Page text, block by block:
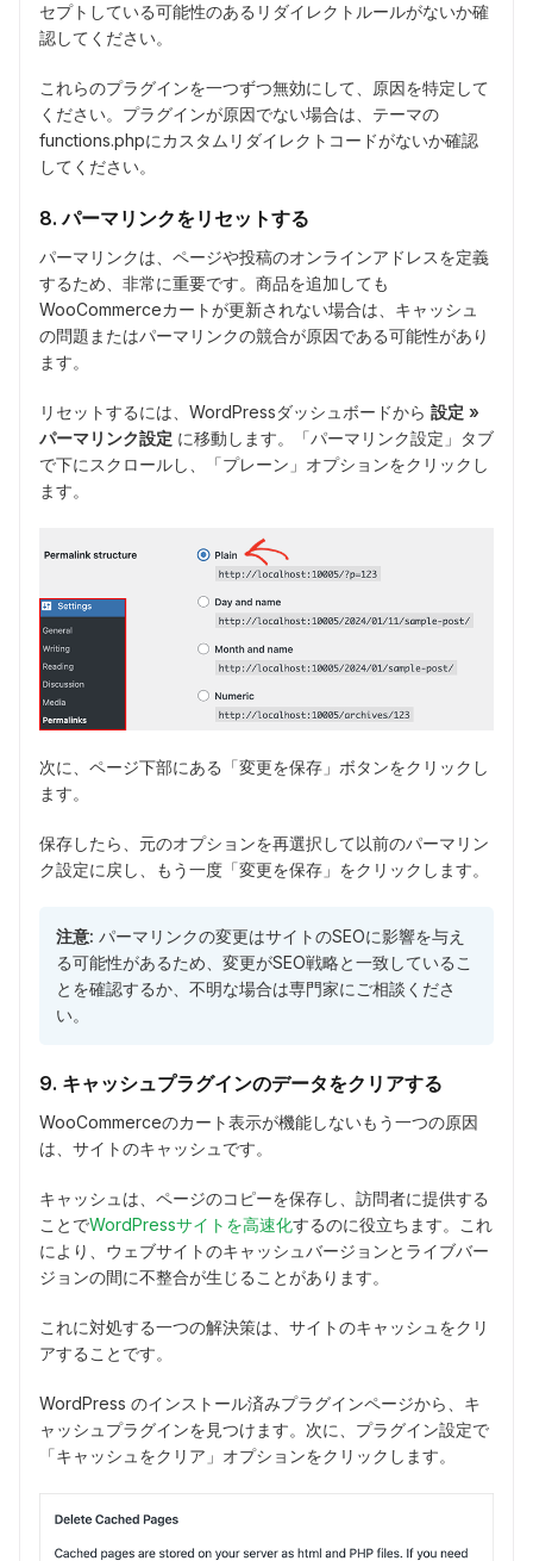
セプトしている可能性のあるリダイレクトルールがないか確
認してください。
これらのプラグインを一つずつ無効にして、原因を特定して
ください。プラグインが原因でない場合は、テーマの
functions.phpにカスタムリダイレクトコードがないか確認
してください。
8. パーマリンクをリセットする
パーマリンクは、ページや投稿のオンラインアドレスを定義
するため、非常に重要です。商品を追加しても
WooCommerceカートが更新されない場合は、キャッシュ
の問題またはパーマリンクの競合が原因である可能性があり
ます。
リセットするには、WordPressダッシュボードから 設定 »
パーマリンク設定 に移動します。「パーマリンク設定」タブ
で下にスクロールし、「プレーン」オプションをクリックし
ます。
次に、ページ下部にある「変更を保存」ボタンをクリックし
ます。
保存したら、元のオプションを再選択して以前のパーマリン
ク設定に戻し、もう一度「変更を保存」をクリックします。
注意: パーマリンクの変更はサイトのSEOに影響を与え
る可能性があるため、変更がSEO戦略と一致しているこ
とを確認するか、不明な場合は専門家にご相談くださ
い。
9. キャッシュプラグインのデータをクリアする
WooCommerceのカート表示が機能しないもう一つの原因
は、サイトのキャッシュです。
キャッシュは、ページのコピーを保存し、訪問者に提供する
ことでWordPressサイトを高速化するのに役立ちます。これ
により、ウェブサイトのキャッシュバージョンとライブバー
ジョンの間に不整合が生じることがあります。
これに対処する一つの解決策は、サイトのキャッシュをクリ
アすることです。
WordPress のインストール済みプラグインページから、キ
ャッシュプラグインを見つけます。次に、プラグイン設定で
「キャッシュをクリア」オプションをクリックします。